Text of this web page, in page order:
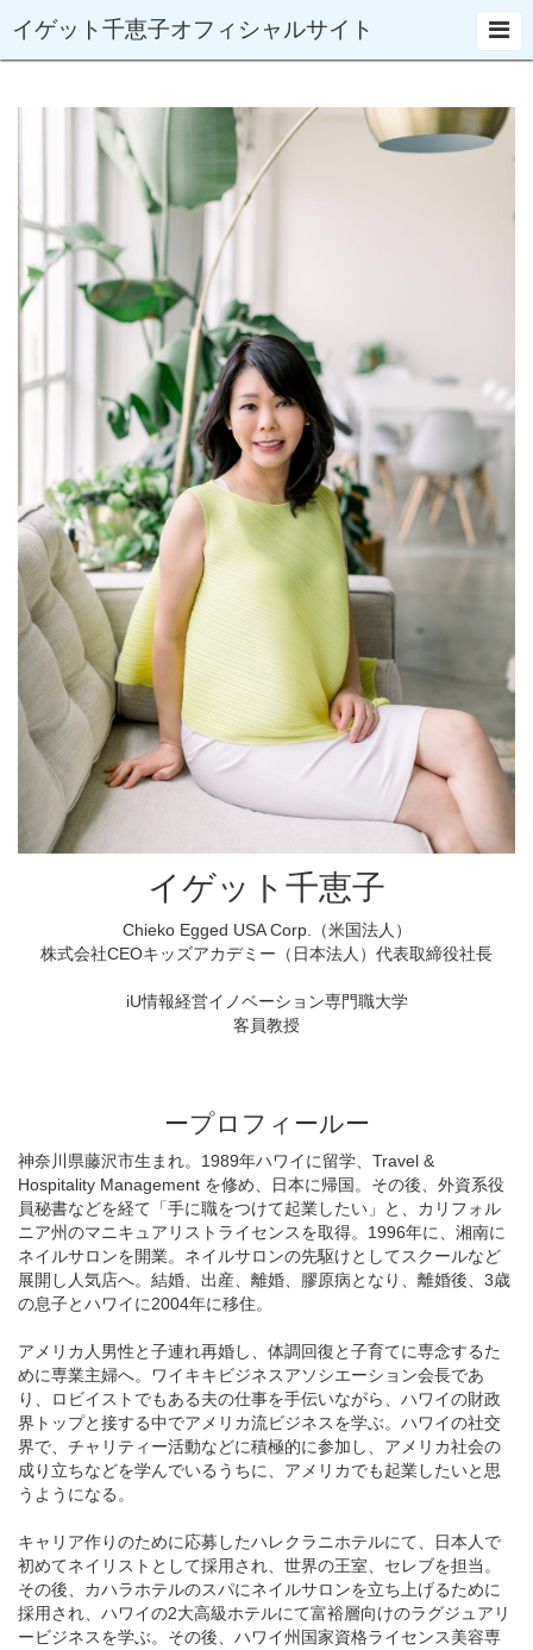
イゲット千恵子オフィシャルサイト
イゲット千恵子
Chieko Egged USA Corp.（米国法人）
株式会社CEOキッズアカデミー（日本法人）代表取締役社長
iU情報経営イノベーション専門職大学
客員教授
ープロフィールー
神奈川県藤沢市生まれ。1989年ハワイに留学、Travel &
Hospitality Management を修め、日本に帰国。その後、外資系役
員秘書などを経て「手に職をつけて起業したい」と、カリフォル
ニア州のマニキュアリストライセンスを取得。1996年に、湘南に
ネイルサロンを開業。ネイルサロンの先駆けとしてスクールなど
展開し人気店へ。結婚、出産、離婚、膠原病となり、離婚後、3歳
の息子とハワイに2004年に移住。
アメリカ人男性と子連れ再婚し、体調回復と子育てに専念するた
めに専業主婦へ。ワイキキビジネスアソシエーション会長であ
り、ロビイストでもある夫の仕事を手伝いながら、ハワイの財政
界トップと接する中でアメリカ流ビジネスを学ぶ。ハワイの社交
界で、チャリティー活動などに積極的に参加し、アメリカ社会の
成り立ちなどを学んでいるうちに、アメリカでも起業したいと思
うようになる。
キャリア作りのために応募したハレクラニホテルにて、日本人で
初めてネイリストとして採用され、世界の王室、セレブを担当。
その後、カハラホテルのスパにネイルサロンを立ち上げるために
採用され、ハワイの2大高級ホテルにて富裕層向けのラグジュアリ
ービジネスを学ぶ。その後、ハワイ州国家資格ライセンス美容専